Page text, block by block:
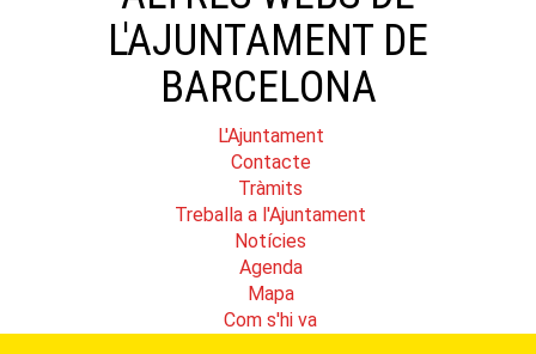
L'AJUNTAMENT DE
BARCELONA
L'Ajuntament
Contacte
Tràmits
Treballa a l'Ajuntament
Notícies
Agenda
Mapa
Com s'hi va